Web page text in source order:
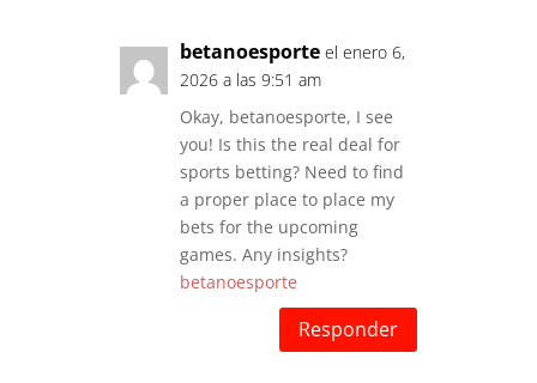
betanoesporte el enero 6,
2026 a las 9:51 am
Okay, betanoesporte, I see
you! Is this the real deal for
sports betting? Need to find
a proper place to place my
bets for the upcoming
games. Any insights?
betanoesporte
Responder